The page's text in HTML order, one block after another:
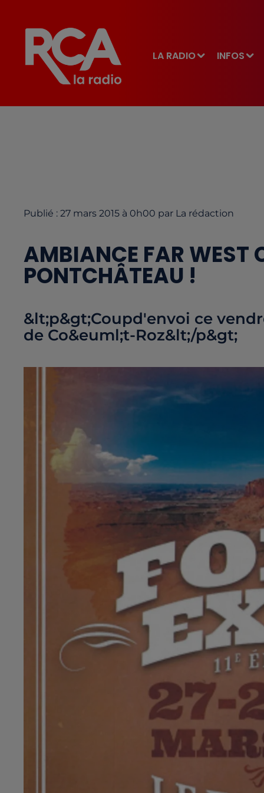
LA RADIO INFOS
Publié : 27 mars 2015 à 0h00 par La rédaction
AMBIANCE FAR WEST
PONTCHÂTEAU !
&lt;p&gt;Coupd'envoi ce
de Co&euml;t-Roz&lt;/p&gt;